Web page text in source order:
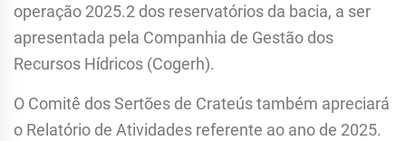
operação 2025.2 dos reservatórios da bacia, a ser
apresentada pela Companhia de Gestão dos
Recursos Hídricos (Cogerh).
O Comitê dos Sertões de Crateús também apreciará
o Relatório de Atividades referente ao ano de 2025.